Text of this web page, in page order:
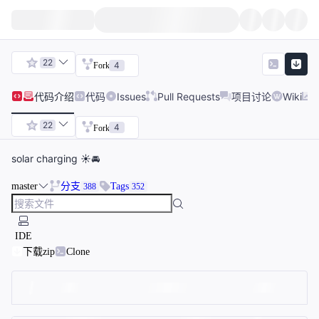
22 Fork 4
代码介绍 代码 Issues Pull Requests 项目讨论 Wiki
22 Fork 4
solar charging ☀️🚘
master 分支 388 Tags 352
IDE
下载zip
Clone